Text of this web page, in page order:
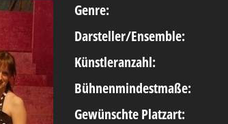
Genre:
Darsteller/Ensemble:
Künstleranzahl:
Bühnenmindestmaße:
Gewünschte Platzart: